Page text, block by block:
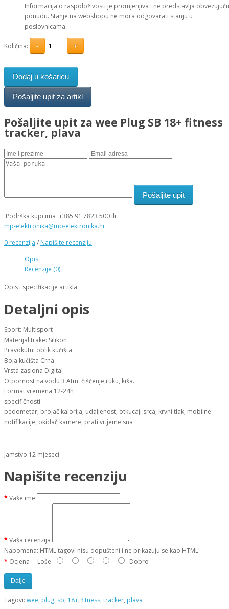
Informacija o raspoloživosti je promjenjiva i ne predstavlja obvezujuću
ponudu. Stanje na webshopu ne mora odgovarati stanju u
poslovnicama.
Količina:
Dodaj u košaricu
Pošaljite upit za wee Plug SB 18+ fitness
tracker, plava
Podrška kupcima +385 91 7823 500 ili
mp-elektronika@mp-elektronika.hr
0 recenzija / Napišite recenziju
Opis
Recenzije (0)
Opis i specifikacije artikla
Detaljni opis
Sport: Multisport
Materijal trake: Silikon
Pravokutni oblik kućišta
Boja kućišta Crna
Vrsta zaslona Digital
Otpornost na vodu 3 Atm: čišćenje ruku, kiša.
Format vremena 12-24h
specifičnosti
pedometar, brojač kalorija, udaljenost, otkucaji srca, krvni tlak, mobilne
notifikacije, okidač kamere, prati vrijeme sna
Jamstvo 12 mjeseci
Napišite recenziju
Vaše ime
Vaša recenzija
Napomena: HTML tagovi nisu dopušteni i ne prikazuju se kao HTML!
Ocjena Loše Dobro
Dalje
Tagovi: wee, plug, sb, 18+, fitness, tracker, plava